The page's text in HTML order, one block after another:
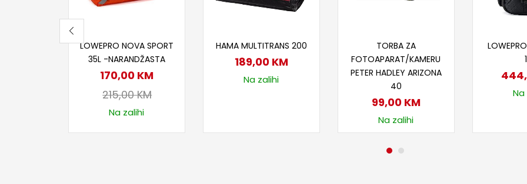
LOWEPRO NOVA SPORT
35L -NARANDŽASTA
170,00 KM
215,00KM
Na zalihi
HAMA MULTITRANS 200
189,00 KM
Na zalihi
TORBA ZA
FOTOAPARAT/KAMERU
PETER HADLEY ARIZONA
40
99,00 KM
Na zalihi
Na